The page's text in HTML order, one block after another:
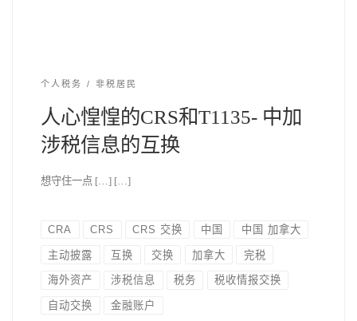
个人税务 非税居民
人心惶惶的CRS和T1135- 中加
涉税信息的互换
想守住一点 […] […]
CRA CRS CRS 交换 中国 中国 加拿大
主动披露 互换 交换 加拿大 完税
海外资产 涉税信息 税务 税收情报交换
自动交换 金融账户